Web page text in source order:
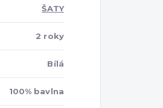
ŠATY
2 roky
Bílá
100% bavlna